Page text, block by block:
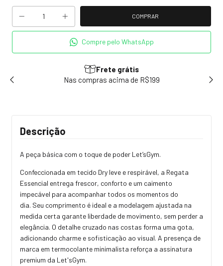
Compre pelo WhatsApp
Frete grátis
Nas compras acima de R$199
Descrição
A peça básica com o toque de poder Let’sGym.
Confeccionada em tecido Dry leve e respirável, a Regata
Essencial entrega frescor, conforto e um caimento
impecável para acompanhar todos os momentos do
dia. Seu comprimento é ideal e a modelagem ajustada na
medida certa garante liberdade de movimento, sem perder a
elegância. O detalhe cruzado nas costas forma uma gota,
adicionando charme e sofisticação ao visual. A presença de
marca em termocolante minimalista reforça a assinatura
premium da Let'sGym.